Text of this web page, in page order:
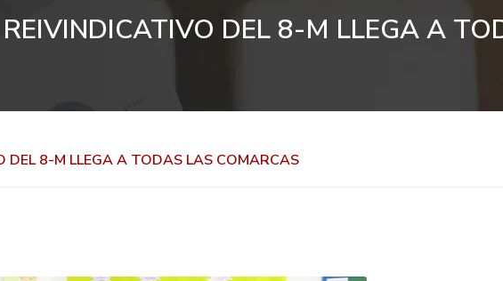
REIVINDICATIVO DEL 8-M LLEGA A
DEL 8-M LLEGA A TODAS LAS COMARCAS